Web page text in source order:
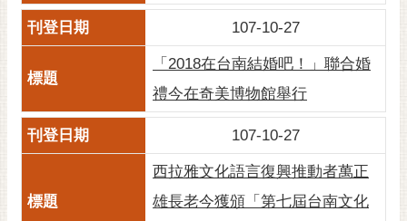
日
本
語
隱
私
權
安
107-10-27
「2018在台南結婚吧！」聯合婚
禮今在奇美博物館舉行
107-10-27
西拉雅文化語言復興推動者萬正
雄長老今獲頒「第七屆台南文化